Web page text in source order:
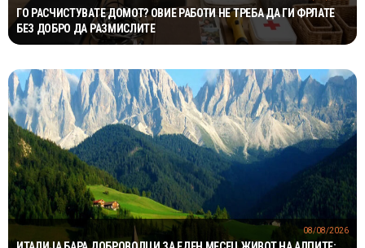
ГО РАСЧИСТУВАТЕ ДОМОТ? ОВИЕ РАБОТИ НЕ ТРЕБА ДА ГИ ФРЛАТЕ
БЕЗ ДОБРО ДА РАЗМИСЛИТЕ
08/08/2026